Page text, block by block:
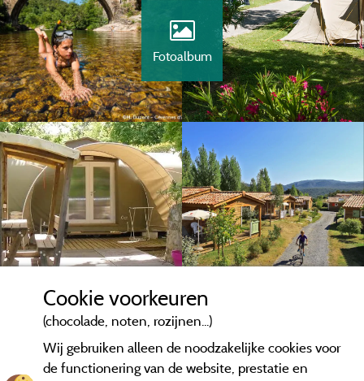
Fotoalbum
Cookie voorkeuren
(chocolade, noten, rozijnen...)
Wij gebruiken alleen de noodzakelijke cookies voor
de functionering van de website, prestatie en